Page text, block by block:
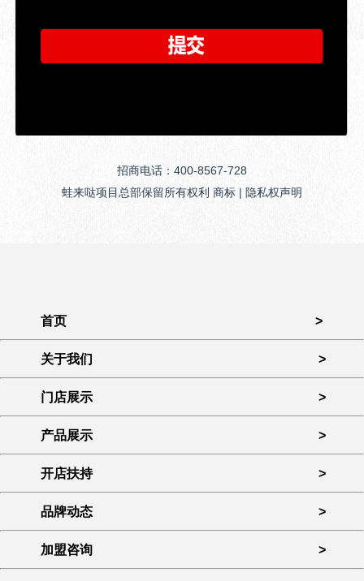
招商电话：400-8567-728
蛙来哒项目总部保留所有权利 商标 | 隐私权声明
首页 >
关于我们 >
门店展示 >
产品展示 >
开店扶持 >
品牌动态 >
加盟咨询 >